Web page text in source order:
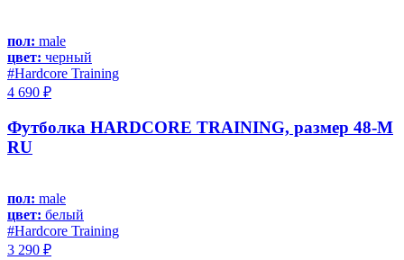
пол: male
цвет: черный
#Hardcore Training
4 690 ₽
Футболка HARDCORE TRAINING, размер 48-M
RU
пол: male
цвет: белый
#Hardcore Training
3 290 ₽